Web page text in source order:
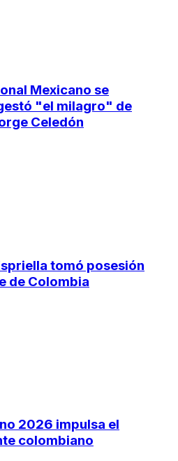
Mexicano se
"el milagro" de
Celedón
tomó posesión
de Colombia
2026 impulsa el
colombiano